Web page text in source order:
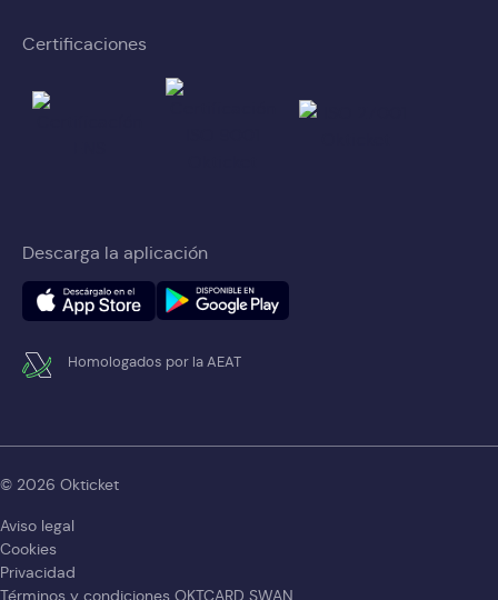
Certificaciones
Descarga la aplicación
Homologados por la AEAT
© 2026 Okticket
Aviso legal
Cookies
Privacidad
Términos y condiciones OKTCARD SWAN